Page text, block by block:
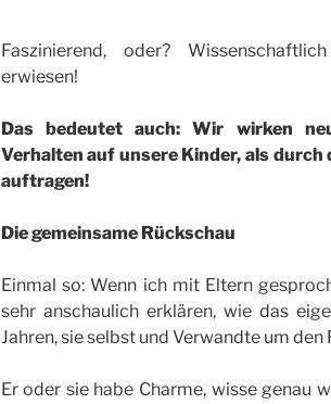
Faszinierend, oder? Wissenschaftlich
erwiesen!
Das bedeutet auch: Wir wirken
Verhalten auf unsere Kinder, als durch
auftragen!
Die gemeinsame Rückschau
Einmal so: Wenn ich mit Eltern
sehr anschaulich erklären, wie das
Jahren, sie selbst und Verwandte um
Er oder sie habe Charme, wisse genau